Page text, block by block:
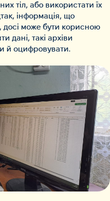
тіл, або використати їх
інформація, що
досі може бути корисною
дані, такі архіви
й оцифровувати.